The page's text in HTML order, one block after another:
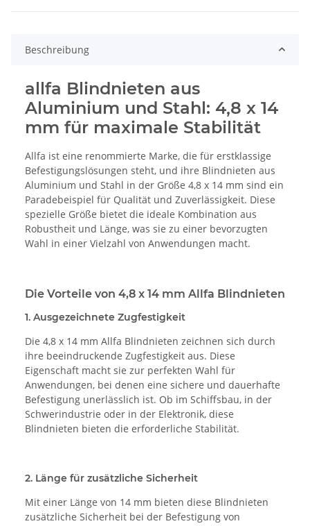
Beschreibung
allfa Blindnieten aus
Aluminium und Stahl: 4,8 x 14
mm für maximale Stabilität
Allfa ist eine renommierte Marke, die für erstklassige
Befestigungslösungen steht, und ihre Blindnieten aus
Aluminium und Stahl in der Größe 4,8 x 14 mm sind ein
Paradebeispiel für Qualität und Zuverlässigkeit. Diese
spezielle Größe bietet die ideale Kombination aus
Robustheit und Länge, was sie zu einer bevorzugten
Wahl in einer Vielzahl von Anwendungen macht.
Die Vorteile von 4,8 x 14 mm Allfa Blindnieten
1. Ausgezeichnete Zugfestigkeit
Die 4,8 x 14 mm Allfa Blindnieten zeichnen sich durch
ihre beeindruckende Zugfestigkeit aus. Diese
Eigenschaft macht sie zur perfekten Wahl für
Anwendungen, bei denen eine sichere und dauerhafte
Befestigung unerlässlich ist. Ob im Schiffsbau, in der
Schwerindustrie oder in der Elektronik, diese
Blindnieten bieten die erforderliche Stabilität.
2. Länge für zusätzliche Sicherheit
Mit einer Länge von 14 mm bieten diese Blindnieten
zusätzliche Sicherheit bei der Befestigung von